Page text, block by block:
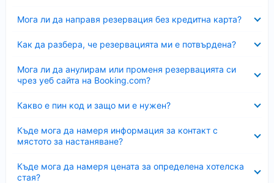
Мога ли да направя резервация без кредитна карта?
Как да разбера, че резервацията ми е потвърдена?
Мога ли да анулирам или променя резервацията си
чрез уеб сайта на Booking.com?
Какво е пин код и защо ми е нужен?
Къде мога да намеря информация за контакт с
мястото за настаняване?
Къде мога да намеря цената за определена хотелска
стая?